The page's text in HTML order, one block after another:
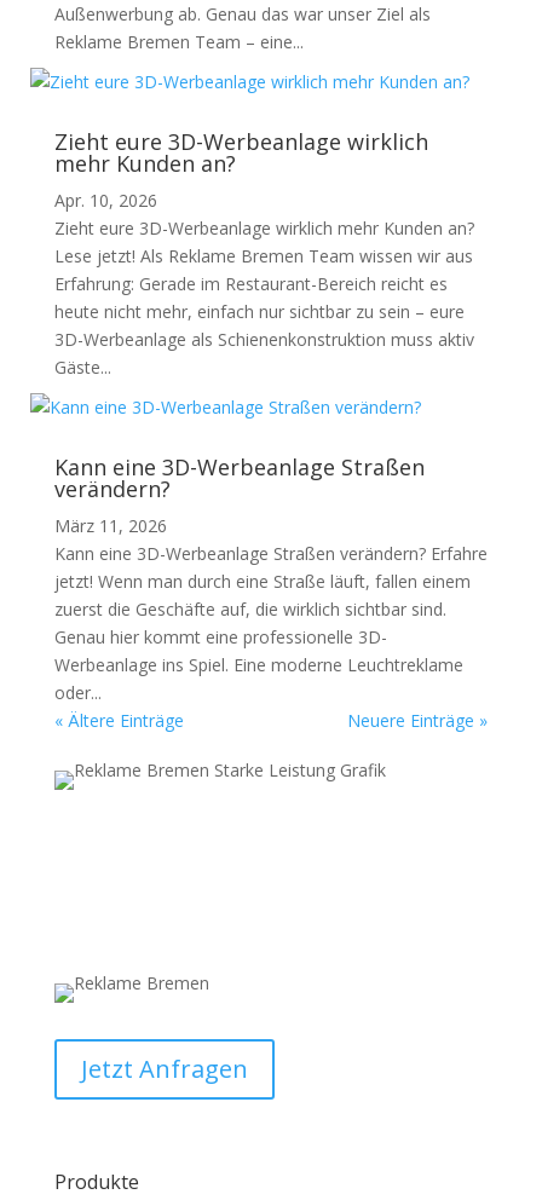
Außenwerbung ab. Genau das war unser Ziel als
Reklame Bremen Team – eine...
Zieht eure 3D-Werbeanlage wirklich
mehr Kunden an?
Apr. 10, 2026
Zieht eure 3D-Werbeanlage wirklich mehr Kunden an?
Lese jetzt! Als Reklame Bremen Team wissen wir aus
Erfahrung: Gerade im Restaurant-Bereich reicht es
heute nicht mehr, einfach nur sichtbar zu sein – eure
3D-Werbeanlage als Schienenkonstruktion muss aktiv
Gäste...
Kann eine 3D-Werbeanlage Straßen
verändern?
März 11, 2026
Kann eine 3D-Werbeanlage Straßen verändern? Erfahre
jetzt! Wenn man durch eine Straße läuft, fallen einem
zuerst die Geschäfte auf, die wirklich sichtbar sind.
Genau hier kommt eine professionelle 3D-
Werbeanlage ins Spiel. Eine moderne Leuchtreklame
oder...
« Ältere Einträge
Neuere Einträge »
Jetzt Anfragen
Produkte